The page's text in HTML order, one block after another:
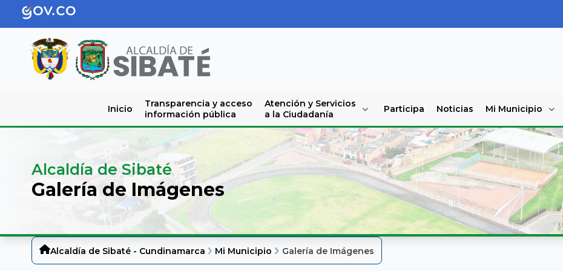
Inicio
Transparencia y acceso
información pública
Atención y Servicios
a la Ciudadanía
Participa Noticias Mi Municipio
Alcaldía de Sibaté
Galería de Imágenes
Alcaldía de Sibaté - Cundinamarca Mi Municipio Galería de Imágenes